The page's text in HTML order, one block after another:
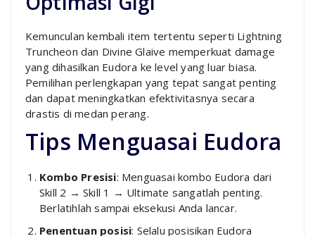
Kemunculan kembali item tertentu seperti Lightning
Truncheon dan Divine Glaive memperkuat damage
yang dihasilkan Eudora ke level yang luar biasa.
Pemilihan perlengkapan yang tepat sangat penting
dan dapat meningkatkan efektivitasnya secara
drastis di medan perang.
Tips Menguasai Eudora
Kombo Presisi: Menguasai kombo Eudora dari
Skill 2 → Skill 1 → Ultimate sangatlah penting.
Berlatihlah sampai eksekusi Anda lancar.
Penentuan posisi: Selalu posisikan Eudora